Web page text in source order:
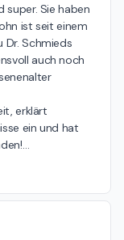
super. Sie haben
ist seit einem
Dr. Schmieds
auch noch
erklärt
ein und hat
…